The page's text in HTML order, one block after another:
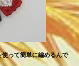
って簡単に編めるんで